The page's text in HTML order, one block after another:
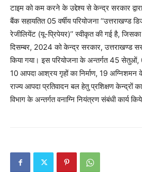
टाइम को कम करने के उद्देश्य से केन्द्र सरकार
बैंक सहायतित 05 वर्षीय परियोजना ‘‘उत्तराखण्ड
रेजीलियेंट (यू-प्रिपेयर)’’ स्वीकृत की गई है,
दिसम्बर, 2024 को केन्द्र सरकार, उत्तराखण्ड
किया गया। इस परियोजना के अन्तर्गत 45
10 आपदा आश्रय गृहों का निर्माण, 19 अग्निशमन
राज्य आपदा प्रतिवादन बल हेतु प्रशिक्षण केन्द्रों
विभाग के अन्तर्गत वनाग्नि नियंत्रण संबंधी कार्य